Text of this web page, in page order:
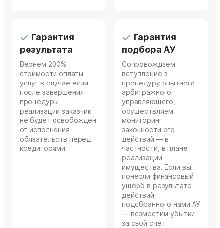
Гарантия
результата
Вернем 200%
стоимости оплаты
услуг в случае если
после завершения
процедуры
реализации заказчик
не будет освобожден
от исполнения
обязательств перед
кредиторами
Гарантия
подбора АУ
Сопровождаем
вступление в
процедуру опытного
арбитражного
управляющего,
осуществляем
мониторинг
законности его
действий — в
частности, в плане
реализации
имущества. Если вы
понесли финансовый
ущерб в результате
действий
подобранного нами АУ
— возместим убытки
за свой счет